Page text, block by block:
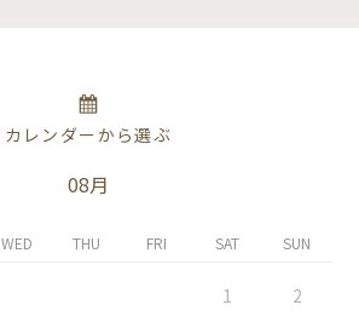
カレンダーから選ぶ
08月
WED THU FRI SAT SUN
1 2